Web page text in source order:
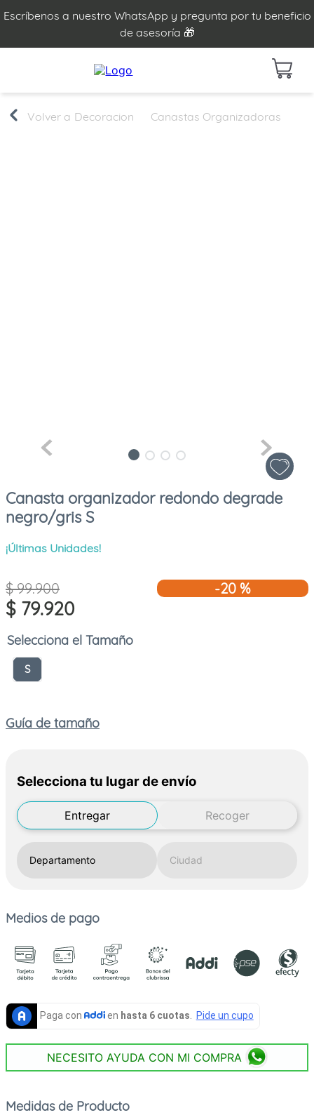
Escríbenos a nuestro WhatsApp y pregunta por tu beneficio
de asesoría 🎁
Decoracion Canastas Organizadoras
Canasta organizador redondo degrade
negro/gris S
¡Últimas Unidades!
$ 99.900
$ 79.920
-20 %
Tamaño
S
Guía de tamaño
Selecciona tu lugar de envío
Entregar Recoger
Medios de pago
NECESITO AYUDA CON MI COMPRA
Medidas de Producto